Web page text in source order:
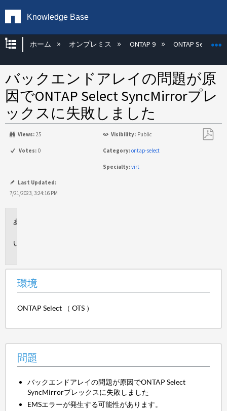
Knowledge Base
グローバル階層を展開/折りたたむ
ホーム オンプレミス ONTAP 9 ONTAP Select
バックエンドアレイの問題が原
因でONTAP Select SyncMirrorプレ
ックスに失敗しました
Views: 25 Visibility: Public
Votes: 0 Category:ontap-select
Specialty:virt
Last Updated:
7/21/2023, 3:24:16 PM
環境
ONTAP Select （ OTS ）
問題
バックエンドアレイの問題が原因でONTAP Select
SyncMirrorプレックスに失敗しました
EMSエラーが発生する可能性があります。